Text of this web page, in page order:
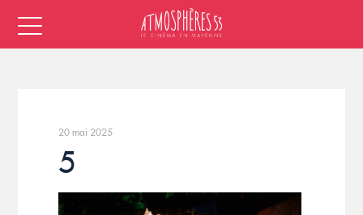
20 mai 2025
5